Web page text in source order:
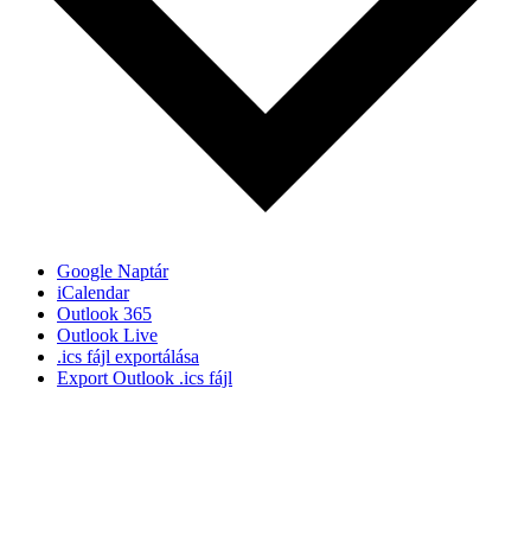
Google Naptár
iCalendar
Outlook 365
Outlook Live
.ics fájl exportálása
Export Outlook .ics fájl